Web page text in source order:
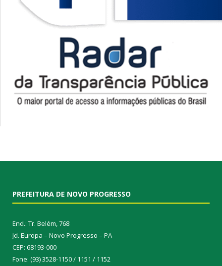
PREFEITURA DE NOVO PROGRESSO
End.: Tr. Belém, 768
Jd. Europa – Novo Progresso – PA
CEP: 68193-000
Fone: (93) 3528-1150 / 1151 / 1152